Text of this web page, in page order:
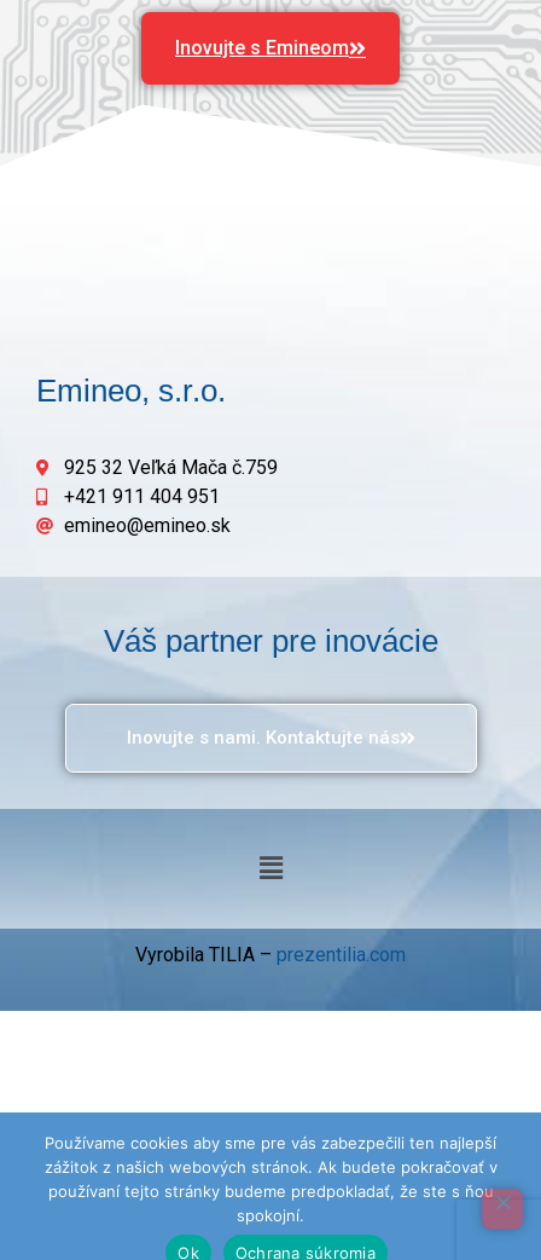
Inovujte s Emineom
Emineo, s.r.o.
925 32 Veľká Mača č.759
+421 911 404 951
emineo@emineo.sk
Váš partner pre inovácie
Inovujte s nami. Kontaktujte nás
Vyrobila TILIA – prezentilia.com
Používame cookies aby sme pre vás zabezpečili ten najlepší
zážitok z našich webových stránok. Ak budete pokračovať v
používaní tejto stránky budeme predpokladať, že ste s ňou
spokojní.
Ok
Ochrana súkromia